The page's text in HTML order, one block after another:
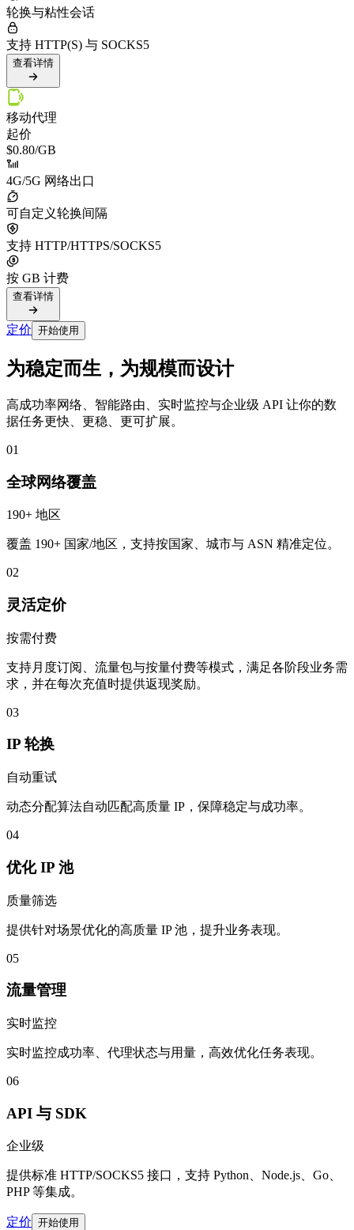
轮换与粘性会话
支持 HTTP(S) 与 SOCKS5
查看详情
移动代理
起价
$0.80/GB
4G/5G 网络出口
可自定义轮换间隔
支持 HTTP/HTTPS/SOCKS5
按 GB 计费
查看详情
定价 开始使用
为稳定而生，为规模而设计
高成功率网络、智能路由、实时监控与企业级 API 让你的数
据任务更快、更稳、更可扩展。
01
全球网络覆盖
190+ 地区
覆盖 190+ 国家/地区，支持按国家、城市与 ASN 精准定位。
02
灵活定价
按需付费
支持月度订阅、流量包与按量付费等模式，满足各阶段业务需
求，并在每次充值时提供返现奖励。
03
IP 轮换
自动重试
动态分配算法自动匹配高质量 IP，保障稳定与成功率。
04
优化 IP 池
质量筛选
提供针对场景优化的高质量 IP 池，提升业务表现。
05
流量管理
实时监控
实时监控成功率、代理状态与用量，高效优化任务表现。
06
API 与 SDK
企业级
提供标准 HTTP/SOCKS5 接口，支持 Python、Node.js、Go、
PHP 等集成。
定价 开始使用